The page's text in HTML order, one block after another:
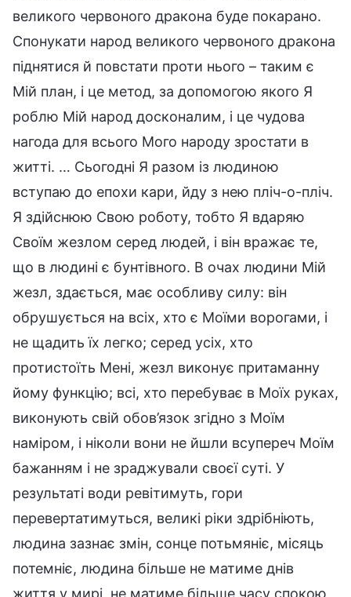
великого червоного дракона буде покарано.
Спонукати народ великого червоного дракона
піднятися й повстати проти нього – таким є
Мій план, і це метод, за допомогою якого Я
роблю Мій народ досконалим, і це чудова
нагода для всього Мого народу зростати в
житті. … Сьогодні Я разом із людиною
вступаю до епохи кари, йду з нею пліч-о-пліч.
Я здійснюю Свою роботу, тобто Я вдаряю
Своїм жезлом серед людей, і він вражає те,
що в людині є бунтівного. В очах людини Мій
жезл, здається, має особливу силу: він
обрушується на всіх, хто є Моїми ворогами, і
не щадить їх легко; серед усіх, хто
протистоїть Мені, жезл виконує притаманну
йому функцію; всі, хто перебуває в Моїх руках,
виконують свій обов’язок згідно з Моїм
наміром, і ніколи вони не йшли всупереч Моїм
бажанням і не зраджували своєї суті. У
результаті води ревітимуть, гори
перевертатимуться, великі ріки здрібніють,
людина зазнає змін, сонце потьмяніє, місяць
потемніє, людина більше не матиме днів
життя у мирі, не матиме більше часу спокою